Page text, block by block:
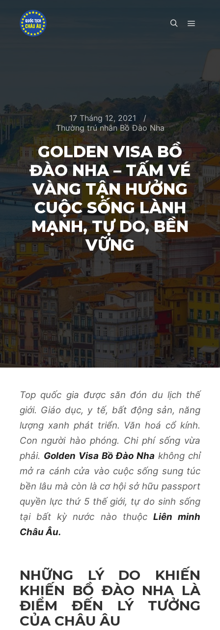
17 Tháng 12, 2021
Thường trú nhân Bồ Đào Nha
GOLDEN VISA BỒ
ĐÀO NHA – TẤM VÉ
VÀNG TẬN HƯỞNG
CUỘC SỐNG LÀNH
MẠNH, TỰ DO, BỀN
VỮNG
Top quốc gia được săn đón du lịch thế
giới. Giáo dục, y tế, bất động sản, năng
lượng xanh phát triển. Văn hoá cổ kính.
Con người hào phóng. Chi phí sống vừa
phải. Golden Visa Bồ Đào Nha không chỉ
mở ra cánh cửa vào cuộc sống sung túc
bền lâu mà còn là cơ hội sở hữu passport
quyền lực thứ 5 thế giới, tự do sinh sống
tại bất kỳ nước nào thuộc Liên minh
Châu Âu.
NHỮNG LÝ DO KHIẾN
KHIẾN BỒ ĐÀO NHA LÀ
ĐIỂM ĐẾN LÝ TƯỞNG
CỦA CHÂU ÂU